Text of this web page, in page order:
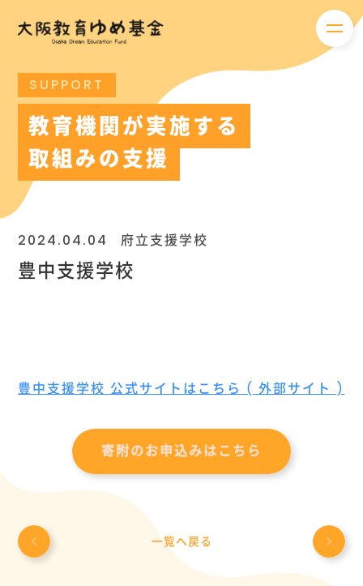
メニ
SUPPORT
教育機関が実施する
取組みの支援
2024.04.04 府立支援学校
豊中支援学校
豊中支援学校 公式サイトはこちら ( 外部サイト )
寄附のお申込みはこちら
一覧へ戻る